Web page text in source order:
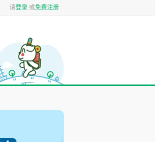
请登录 或免费注册